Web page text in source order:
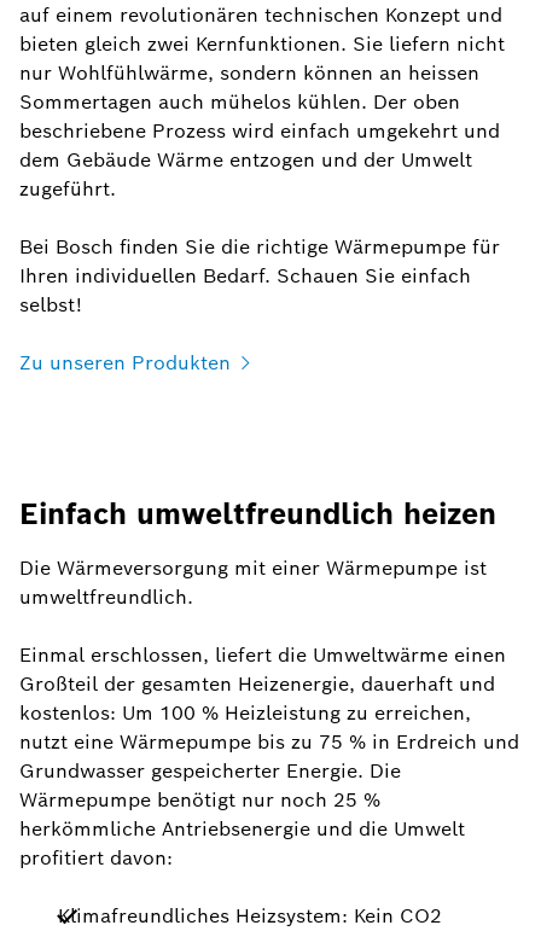
auf einem revolutionären technischen Konzept und
bieten gleich zwei Kernfunktionen. Sie liefern nicht
nur Wohlfühlwärme, sondern können an heissen
Sommertagen auch mühelos kühlen. Der oben
beschriebene Prozess wird einfach umgekehrt und
dem Gebäude Wärme entzogen und der Umwelt
zugeführt.
Bei Bosch finden Sie die richtige Wärmepumpe für
Ihren individuellen Bedarf. Schauen Sie einfach
selbst!
Zu unseren Produkten
Einfach umweltfreundlich heizen
Die Wärmeversorgung mit einer Wärmepumpe ist
umweltfreundlich.
Einmal erschlossen, liefert die Umweltwärme einen
Großteil der gesamten Heizenergie, dauerhaft und
kostenlos: Um 100 % Heizleistung zu erreichen,
nutzt eine Wärmepumpe bis zu 75 % in Erdreich und
Grundwasser gespeicherter Energie. Die
Wärmepumpe benötigt nur noch 25 %
herkömmliche Antriebsenergie und die Umwelt
profitiert davon:
Klimafreundliches Heizsystem: Kein CO2